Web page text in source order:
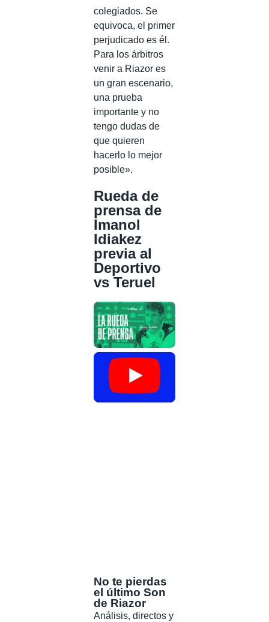
colegiados. Se
equivoca, el primer
perjudicado es él.
Para los árbitros
venir a Riazor es
un gran escenario,
una prueba
importante y no
tengo dudas de
que quieren
hacerlo lo mejor
posible».
Rueda de
prensa de
Imanol
Idiakez
previa al
Deportivo
vs Teruel
No te pierdas
el último Son
de Riazor
Análisis, directos y